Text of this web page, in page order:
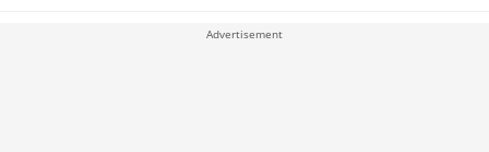
Advertisement